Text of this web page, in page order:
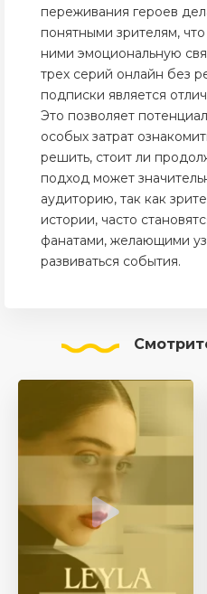
переживания героев
понятными зрителям,
ними эмоциональную
трех серий онлайн без
подписки является
Это позволяет
особых затрат
решить, стоит ли
подход может
аудиторию, так как
истории, часто
фанатами, желающими
развиваться события.